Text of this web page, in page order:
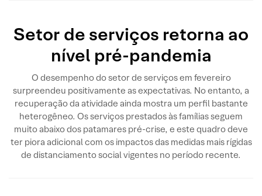
Setor de serviços retorna ao
nível pré-pandemia
O desempenho do setor de serviços em fevereiro
surpreendeu positivamente as expectativas. No entanto, a
recuperação da atividade ainda mostra um perfil bastante
heterogêneo. Os serviços prestados às famílias seguem
muito abaixo dos patamares pré-crise, e este quadro deve
ter piora adicional com os impactos das medidas mais rígidas
de distanciamento social vigentes no período recente.